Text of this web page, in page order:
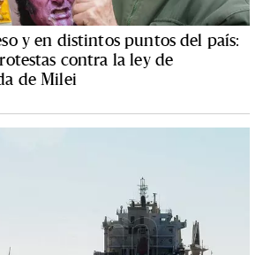
y en distintos puntos del país:
contra la ley de
de Milei